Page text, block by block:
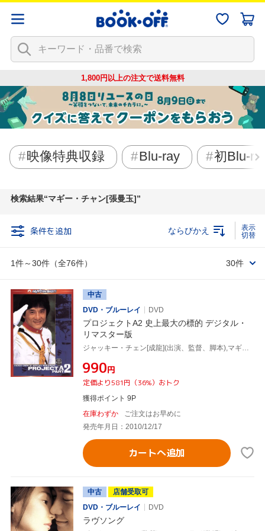
1,800円以上の注文で送料無料
映像特典収録 Blu-ray 初Blu-
検索結果 マギー・チャン[張曼玉]
条件を追加
1件～30件（全76件）
ならびかえ
30件
中古
DVD・ブルーレイ
DVD
プロジェクトA2 史上最大の標的 デジタル・
リマスター版
ジャッキー・チェン[成龍](出演、監督、脚本),マギー・チャン[張曼玉],ロザムンド・クワン,マイケル・ライ[黎小田](音楽)
¥990円
定価より581円（36%）おトク
獲得ポイント 9P
在庫わずか
ご注文はお早めに
発売年月日：2010/12/17
カートへ追加
中古
店舗受取可
DVD・ブルーレイ
DVD
ラヴソング